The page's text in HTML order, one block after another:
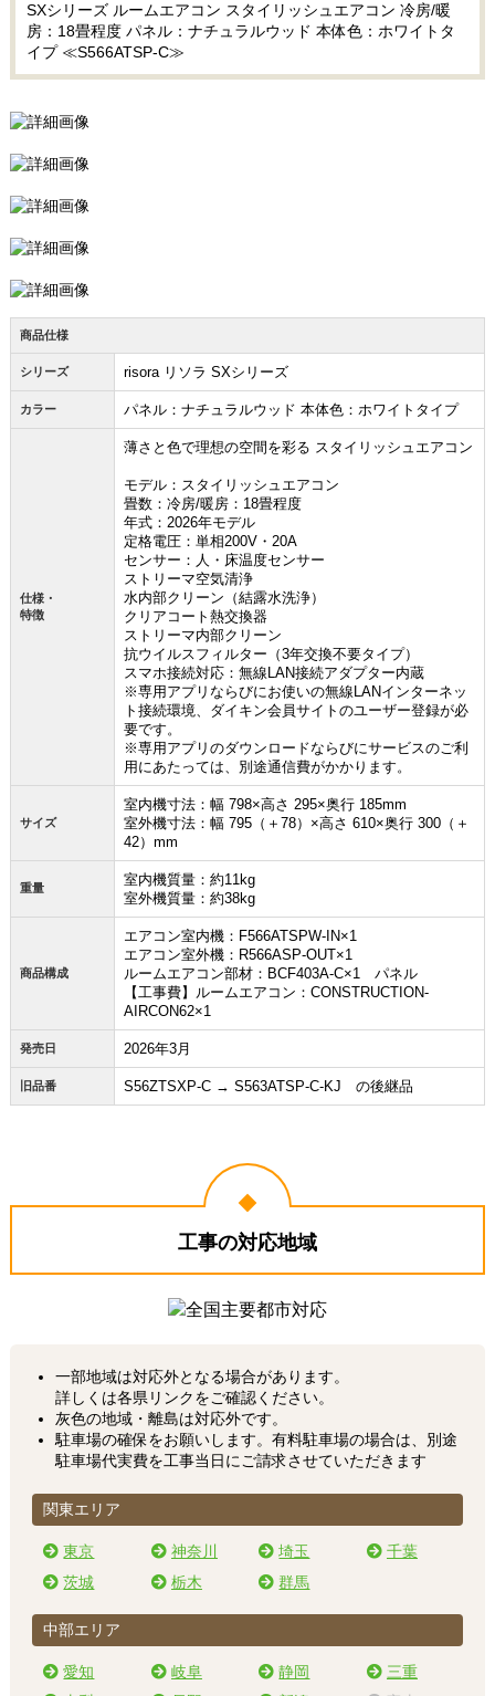
お買い物を続ける カートへ進む
SXシリーズ ルームエアコン スタイリッシュエアコン 冷房/暖
房：18畳程度 パネル：ナチュラルウッド 本体色：ホワイトタ
イプ ≪S566ATSP-C≫
商品仕様
シリーズ risora リソラ SXシリーズ
カラー パネル：ナチュラルウッド 本体色：ホワイトタイプ
仕様・
特徴
薄さと色で理想の空間を彩る スタイリッシュエアコン
モデル：スタイリッシュエアコン
畳数：冷房/暖房：18畳程度
年式：2026年モデル
定格電圧：単相200V・20A
センサー：人・床温度センサー
ストリーマ空気清浄
水内部クリーン（結露水洗浄）
クリアコート熱交換器
ストリーマ内部クリーン
抗ウイルスフィルター（3年交換不要タイプ）
スマホ接続対応：無線LAN接続アダプター内蔵
※専用アプリならびにお使いの無線LANインターネッ
ト接続環境、ダイキン会員サイトのユーザー登録が必
要です。
※専用アプリのダウンロードならびにサービスのご利
用にあたっては、別途通信費がかかります。
サイズ
室内機寸法：幅 798×高さ 295×奥行 185mm
室外機寸法：幅 795（＋78）×高さ 610×奥行 300（＋
42）mm
重量
室内機質量：約11kg
室外機質量：約38kg
商品構成
エアコン室内機：F566ATSPW-IN×1
エアコン室外機：R566ASP-OUT×1
ルームエアコン部材：BCF403A-C×1 パネル
【工事費】ルームエアコン：CONSTRUCTION-
AIRCON62×1
発売日 2026年3月
旧品番 S56ZTSXP-C → S563ATSP-C-KJ の後継品
工事の対応地域
一部地域は対応外となる場合があります。
詳しくは各県リンクをご確認ください。
灰色の地域・離島は対応外です。
駐車場の確保をお願いします。有料駐車場の場合は、別途
駐車場代実費を工事当日にご請求させていただきます
関東エリア
東京 神奈川 埼玉
千葉
茨城
栃木 群馬
中部エリア
愛知 岐阜 静岡
三重